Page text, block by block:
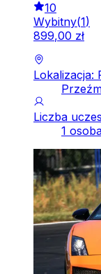
10
Wybitny(1)
899,00 zł
Lokalizacja:
Liczba
1